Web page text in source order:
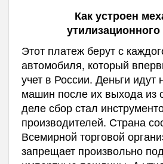
Как устроен
Этот платеж берут с
автомобиля, который
учет в России. Деньги идут
машин после их выхода из
деле сбор стал
производителей. Страна
Всемирной торговой
запрещает произвольно